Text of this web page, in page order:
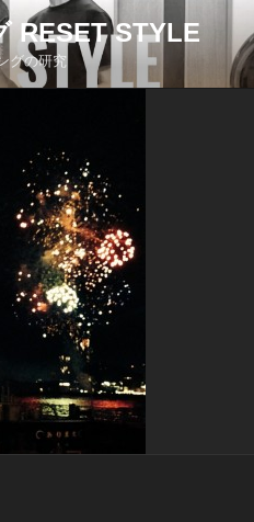
RESET STYLE
グの研究